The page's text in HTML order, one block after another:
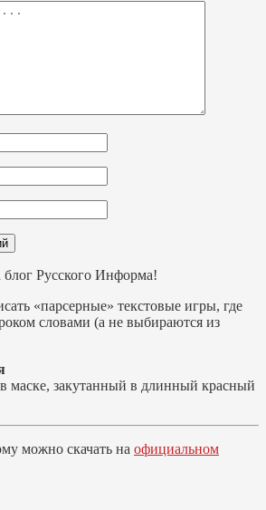
Русского Информа!
«парсерные» текстовые игры, где
словами (а не выбираются из
маске, закутанный в длинный красный
можно скачать на официальном